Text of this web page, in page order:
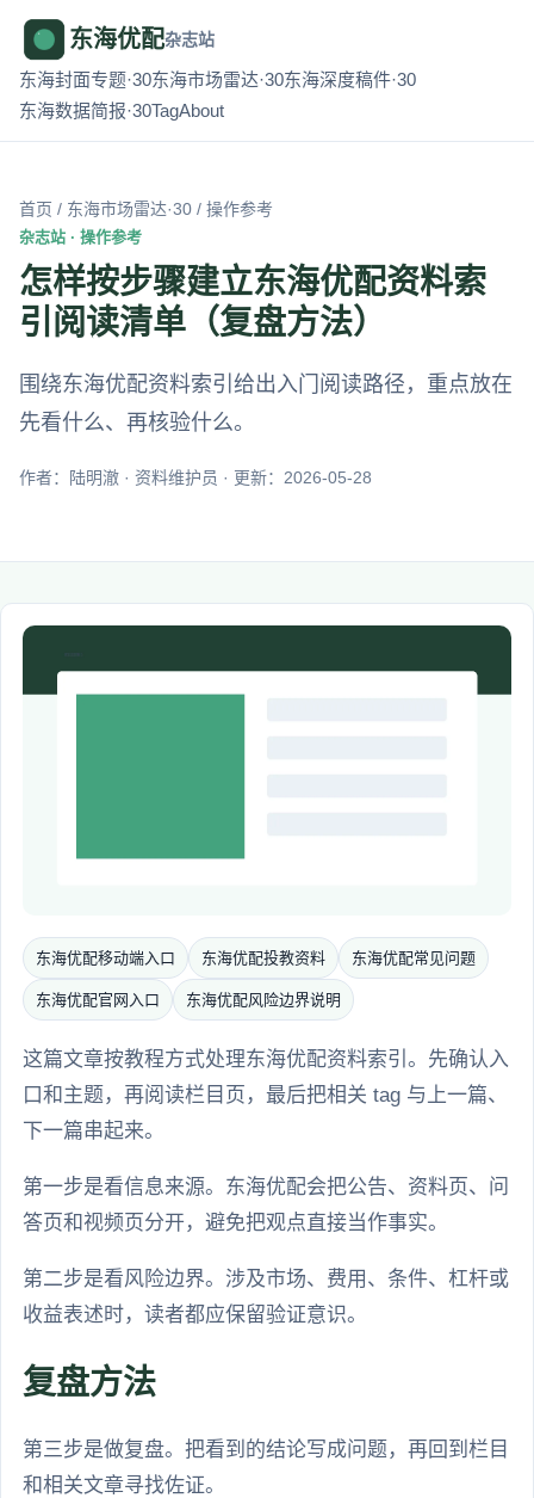
东海优配杂志站
东海封面专题·30东海市场雷达·30东海深度稿件·30
东海数据简报·30TagAbout
首页 / 东海市场雷达·30 / 操作参考
杂志站 · 操作参考
怎样按步骤建立东海优配资料索
引阅读清单（复盘方法）
围绕东海优配资料索引给出入门阅读路径，重点放在
先看什么、再核验什么。
作者：陆明澈 · 资料维护员 · 更新：2026-05-28
东海优配移动端入口 东海优配投教资料 东海优配常见问题
东海优配官网入口 东海优配风险边界说明
这篇文章按教程方式处理东海优配资料索引。先确认入
口和主题，再阅读栏目页，最后把相关 tag 与上一篇、
下一篇串起来。
第一步是看信息来源。东海优配会把公告、资料页、问
答页和视频页分开，避免把观点直接当作事实。
第二步是看风险边界。涉及市场、费用、条件、杠杆或
收益表述时，读者都应保留验证意识。
复盘方法
第三步是做复盘。把看到的结论写成问题，再回到栏目
和相关文章寻找佐证。